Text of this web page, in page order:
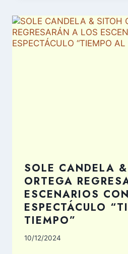
SOLE CANDELA
ORTEGA
ESCENARIOS
ESPECTÁCULO
TIEMPO”
10/12/2024